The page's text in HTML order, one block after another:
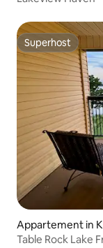
Superhost
Superhost
Appartement in
Table Rock Lake